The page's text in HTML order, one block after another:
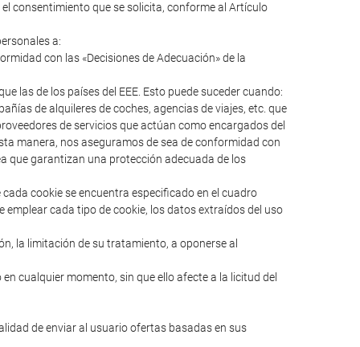
consentimiento que se solicita, conforme al Artículo
a:
con las «Decisiones de Adecuación» de la
las de los países del EEE. Esto puede suceder cuando:
de alquileres de coches, agencias de viajes, etc. que
de servicios que actúan como encargados del
manera, nos aseguramos de sea de conformidad con
que garantizan una protección adecuada de los
cookie se encuentra especificado en el cuadro
emplear cada tipo de cookie, los datos extraídos del uso
la limitación de su tratamiento, a oponerse al
cualquier momento, sin que ello afecte a la licitud del
de enviar al usuario ofertas basadas en sus